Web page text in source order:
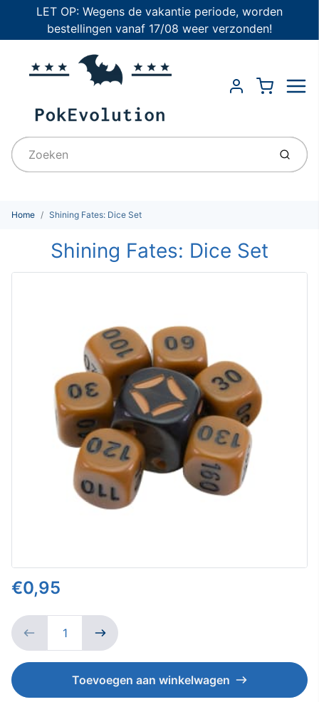
LET OP: Wegens de vakantie periode, worden
bestellingen vanaf 17/08 weer verzonden!
Account
Cart
Home Shining Fates: Dice Set
Shining Fates: Dice Set
€0,95
Toevoegen aan winkelwagen